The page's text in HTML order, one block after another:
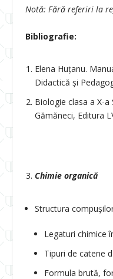
Notă: Fără referiri la
Bibliografie:
Elena Huțanu.
Didactică și
Biologie clasa a X-a
Gămăneci, Editura
Chimie organică
Structura
Legaturi chimice
Tipuri de catene
Formula brută,